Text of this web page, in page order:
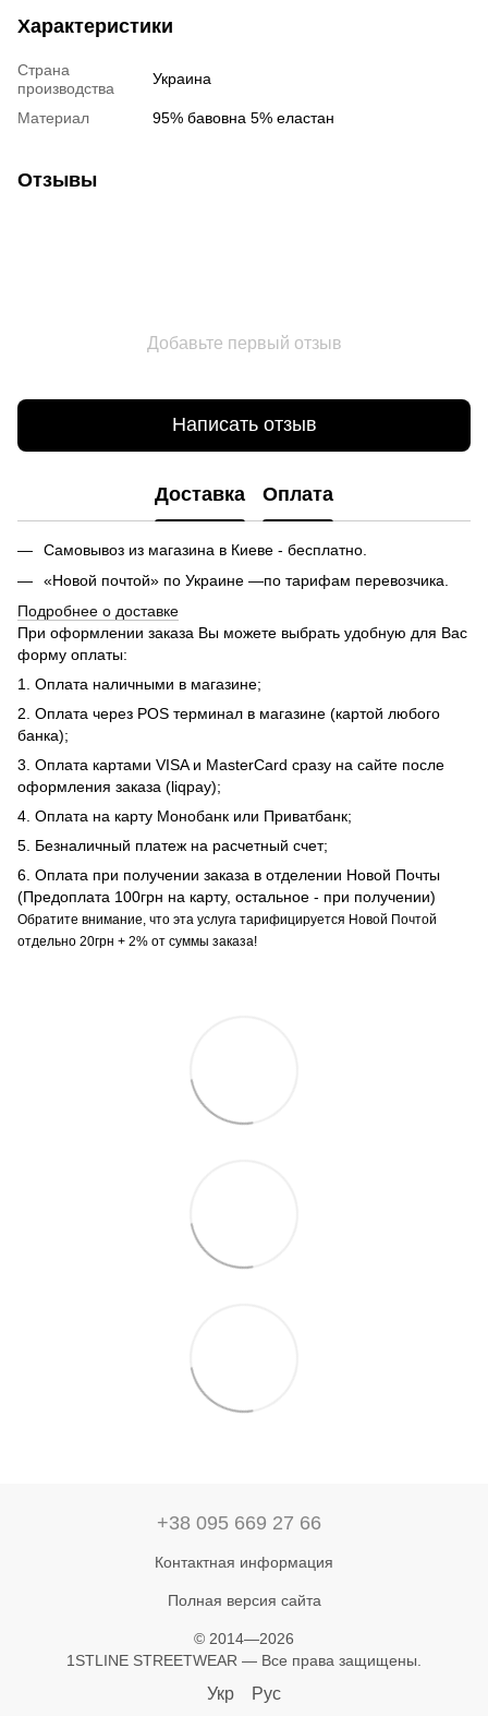
Характеристики
Страна
производства
Украина
Материал 95% бавовна 5% еластан
Отзывы
Добавьте первый отзыв
Написать отзыв
Доставка Оплата
Самовывоз из магазина в Киеве - бесплатно.
«Новой почтой» по Украине —по тарифам перевозчика.
Подробнее о доставке
При оформлении заказа Вы можете выбрать удобную для Вас
форму оплаты:
1. Оплата наличными в магазине;
2. Оплата через POS терминал в магазине (картой любого
банка);
3. Оплата картами VISA и MasterCard сразу на сайте после
оформления заказа (liqpay);
4. Оплата на карту Монобанк или Приватбанк;
5. Безналичный платеж на расчетный счет;
6. Оплата при получении заказа в отделении Новой Почты
(Предоплата 100грн на карту, остальное - при получении)
Обратите внимание, что эта услуга тарифицируется Новой Почтой
отдельно 20грн + 2% от суммы заказа!
+38 095 669 27 66
Контактная информация
Полная версия сайта
© 2014—2026
1STLINE STREETWEAR — Все права защищены.
Укр Рус